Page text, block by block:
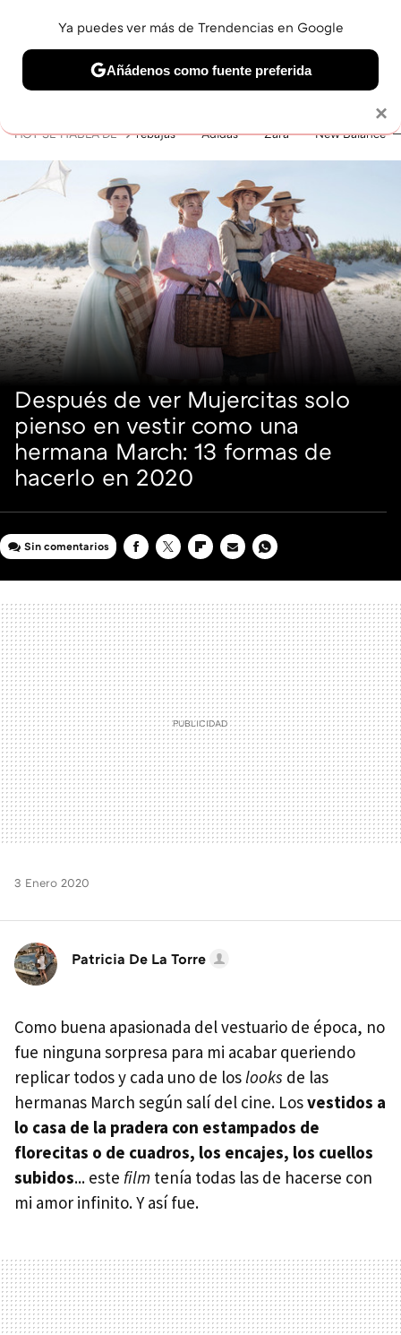
BELLEZA SHOPPING VIAJES GASTRO SNEAKERS
HOY SE HABLA DE rebajas Adidas Zara New Balance
Después de ver Mujercitas solo
pienso en vestir como una
hermana March: 13 formas de
hacerlo en 2020
Sin comentarios
3 Enero 2020
Patricia De La Torre
Como buena apasionada del vestuario de época, no
fue ninguna sorpresa para mi acabar queriendo
replicar todos y cada uno de loslooks de las
hermanas March según salí del cine. Losvestidos a
lo casa de la pradera con estampados de
florecitas o de cuadros, los encajes, los cuellos
subidos... este film tenía todas las de hacerse con
mi amor infinito. Y así fue.
×
Ya puedes ver más de Trendencias en Google
Añádenos como fuente preferida